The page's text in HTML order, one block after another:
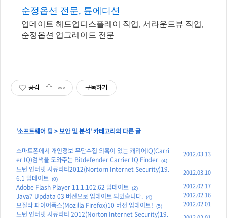
순정옵션 전문, 튠에디션
업데이트 헤드업디스플레이 작업, 서라운드뷰 작업,
순정옵션 업그레이드 전문
공감 구독하기
'소프트웨어 팁 >보안 및 분석' 카테고리의 다른 글
스마트폰에서 개인정보 무단수집 의혹이 있는 캐리어IQ(Carri
er IQ)검색을 도와주는 Bitdefender Carrier IQ Finder (4)
2012.03.13
노턴 인터넷 시큐리티2012(Nortorn Internet Security)19.
6.1 업데이트 (0)
2012.03.10
Adobe Flash Player 11.1.102.62 업데이트 (2) 2012.02.17
Java7 Updata 03 버전으로 업데이트 되었습니다. (4) 2012.02.16
모질라 파이어폭스(Mozilla Firefox)10 버전 업데이트! (5) 2012.02.01
노턴 인터넷 시큐리티 2012(Norton Internet Security)19.